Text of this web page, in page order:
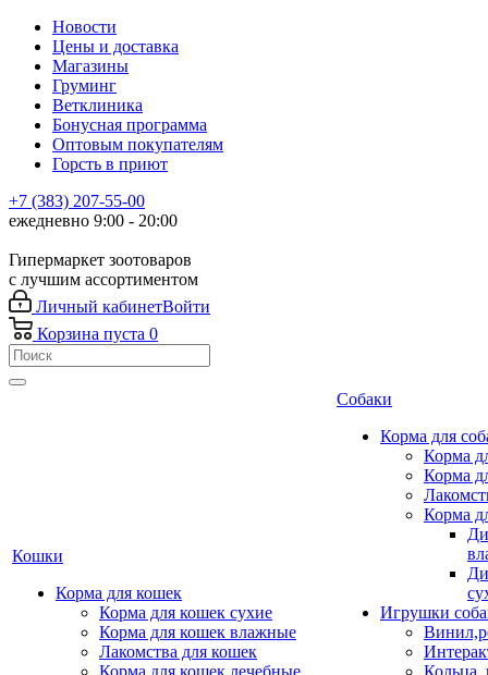
Новости
Цены и доставка
Магазины
Груминг
Ветклиника
Бонусная программа
Оптовым покупателям
Горсть в приют
+7 (383) 207-55-00
ежедневно 9:00 - 20:00
Гипермаркет зоотоваров
с лучшим ассортиментом
Личный кабинетВойти
Корзина пуста 0
Кошки
Корма для кошек
Корма для кошек сухие
Корма для кошек влажные
Лакомства для кошек
Корма для кошек лечебные
Собаки
Корма для
Корма
Корма
Корма
Игрушки
Кольца,